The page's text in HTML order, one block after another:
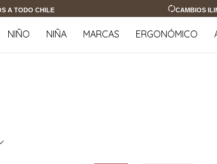
A TODO CHILE CAMBIOS
NIÑO NIÑA MARCAS ERGONÓMICO